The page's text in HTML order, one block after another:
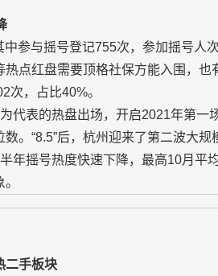
参与摇号登记755次，参加摇号人
点红盘需要顶格社保方能入围，也
次，占比40%。
代表的热盘出场，开启2021年第一
。“8.5”后，杭州迎来了第二波大
年摇号热度快速下降，最高10月平
二手板块